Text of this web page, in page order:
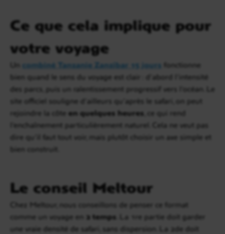
Ce que cela implique pour
votre voyage
combiné Tanzanie Zanzibar 15 jours fonctionne
bien quand le sens du voyage est clair : d’abord l’intensité
des parcs, puis un ralentissement progressif vers l’océan. Le
site officiel souligne d’ailleurs qu’après le safari, on peut
rejoindre la côte en quelques heures , ce qui rend
l’enchaînement particulièrement naturel. Cela ne veut pas
dire qu’il faut tout voir, mais plutôt choisir un axe simple et
bien construit.
Le conseil Meltour
Chez Meltour, nous conseillons de penser ce format
comme un voyage en
2 temps . La 1re partie doit garder
une vraie densité de safari, sans dispersion. La 2de doit